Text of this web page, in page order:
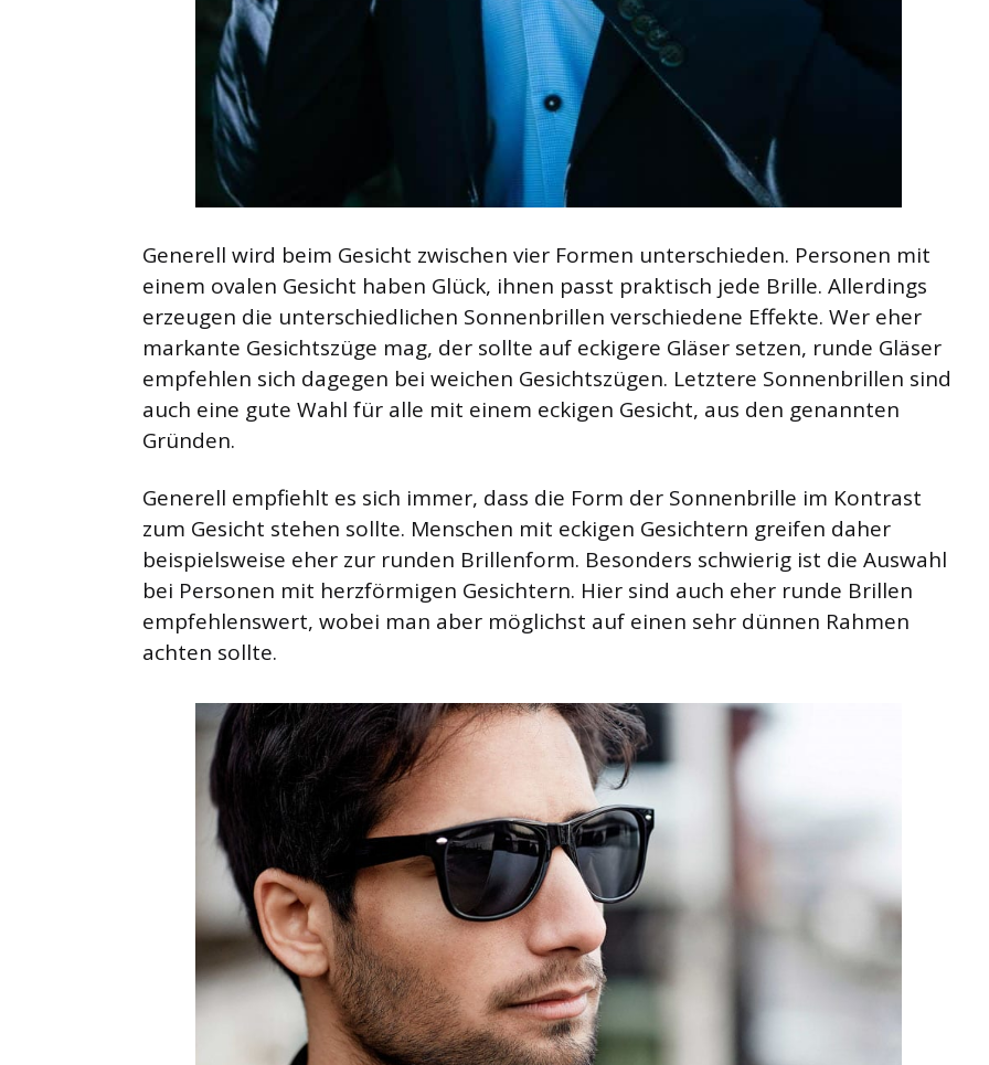
Generell wird beim Gesicht zwischen vier Formen unterschieden. Personen mit
einem ovalen Gesicht haben Glück, ihnen passt praktisch jede Brille. Allerdings
erzeugen die unterschiedlichen Sonnenbrillen verschiedene Effekte. Wer eher
markante Gesichtszüge mag, der sollte auf eckigere Gläser setzen, runde Gläser
empfehlen sich dagegen bei weichen Gesichtszügen. Letztere Sonnenbrillen sind
auch eine gute Wahl für alle mit einem eckigen Gesicht, aus den genannten
Gründen.
Generell empfiehlt es sich immer, dass die Form der Sonnenbrille im Kontrast
zum Gesicht stehen sollte. Menschen mit eckigen Gesichtern greifen daher
beispielsweise eher zur runden Brillenform. Besonders schwierig ist die Auswahl
bei Personen mit herzförmigen Gesichtern. Hier sind auch eher runde Brillen
empfehlenswert, wobei man aber möglichst auf einen sehr dünnen Rahmen
achten sollte.